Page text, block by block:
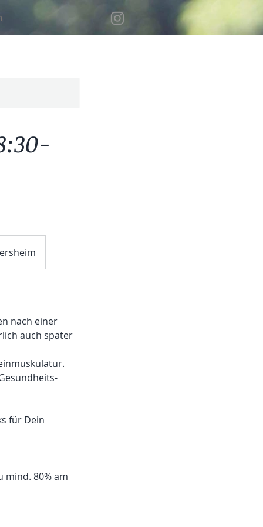
nach einer
auch später
für Dein
mind. 80% am